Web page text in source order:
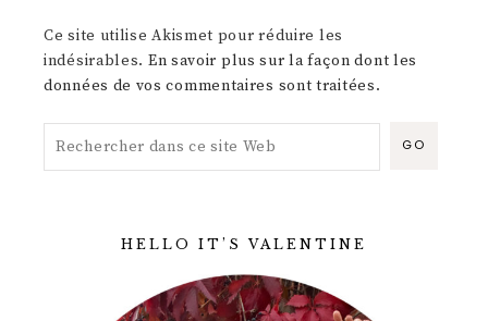
Ce site utilise Akismet pour réduire les
indésirables. En savoir plus sur la façon dont les
données de vos commentaires sont traitées.
HELLO IT’S VALENTINE